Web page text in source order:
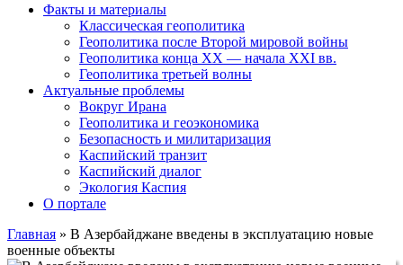
Факты и материалы
Классическая геополитика
Геополитика после Второй мировой войны
Геополитика конца XX — начала XXI вв.
Геополитика третьей волны
Актуальные проблемы
Вокруг Ирана
Геополитика и геоэкономика
Безопасность и милитаризация
Каспийский транзит
Каспийский диалог
Экология Каспия
О портале
Главная » В Азербайджане введены в эксплуатацию новые
военные объекты